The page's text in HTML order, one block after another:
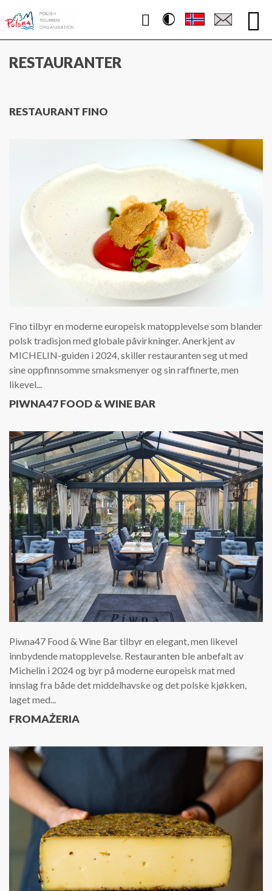
Contrast
WWW.POLEN.TRAVEL
RESTAURANTER
RESTAURANT FINO
Fino tilbyr en moderne europeisk matopplevelse som blander
polsk tradisjon med globale påvirkninger. Anerkjent av
MICHELIN-guiden i 2024, skiller restauranten seg ut med
sine oppfinnsomme smaksmenyer og sin raffinerte, men
likevel...
PIWNA47 FOOD & WINE BAR
Piwna47 Food & Wine Bar tilbyr en elegant, men likevel
innbydende matopplevelse. Restauranten ble anbefalt av
Michelin i 2024 og byr på moderne europeisk mat med
innslag fra både det middelhavske og det polske kjøkken,
laget med...
FROMAŻERIA